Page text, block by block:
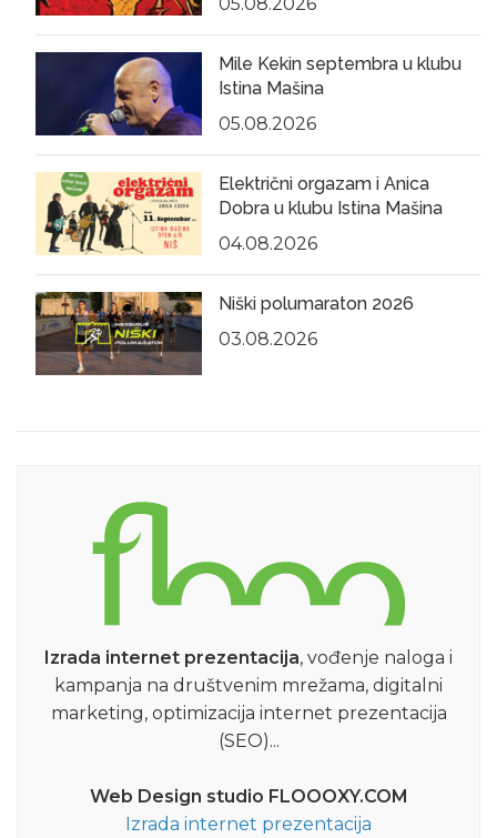
Mile Kekin septembra u klubu
Istina Mašina
05.08.2026
Električni orgazam i Anica
Dobra u klubu Istina Mašina
04.08.2026
Niški polumaraton 2026
03.08.2026
Izrada internet prezentacija, vođenje naloga i
kampanja na društvenim mrežama, digitalni
marketing, optimizacija internet prezentacija
(SEO)...
Web Design studio FLOOOXY.COM
Izrada internet prezentacija